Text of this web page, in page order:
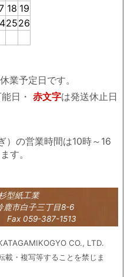
18 19
2526
業予定日です。
日・ 赤文字は発送休止日
）の営業時間は10時～16
す。
型紙工業
鹿市白子三丁目8-6
059-387-1513
CO., LTD.
載・複写等することを禁じま